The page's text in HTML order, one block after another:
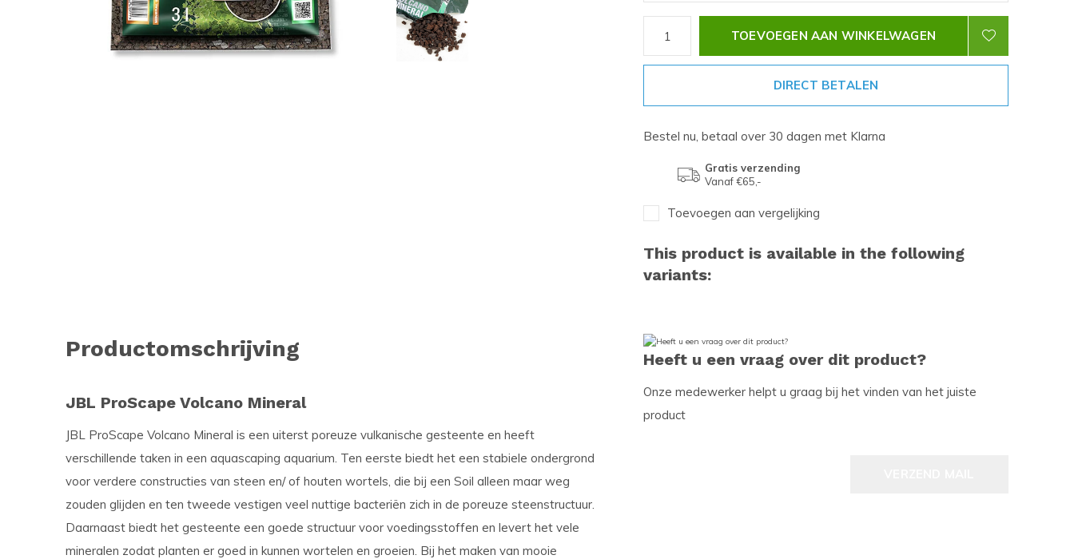
TOEVOEGEN AAN WINKELWAGEN
DIRECT BETALEN
Bestel nu, betaal over 30 dagen met Klarna
Gratis verzending
Vanaf €65,-
Toevoegen aan vergelijking
This product is available in the following
variants:
Productomschrijving
JBL ProScape Volcano Mineral
JBL ProScape Volcano Mineral is een uiterst poreuze vulkanische gesteente en heeft
verschillende taken in een aquascaping aquarium. Ten eerste biedt het een stabiele ondergrond
voor verdere constructies van steen en/ of houten wortels, die bij een Soil alleen maar weg
zouden glijden en ten tweede vestigen veel nuttige bacteriën zich in de poreuze steenstructuur.
Daarnaast biedt het gesteente een goede structuur voor voedingsstoffen en levert het vele
mineralen zodat planten er goed in kunnen wortelen en groeien. Bij het maken van mooie
Heeft u een vraag over dit product?
Onze medewerker helpt u graag bij het vinden van het juiste
product